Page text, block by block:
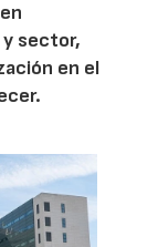
y sector,
en el